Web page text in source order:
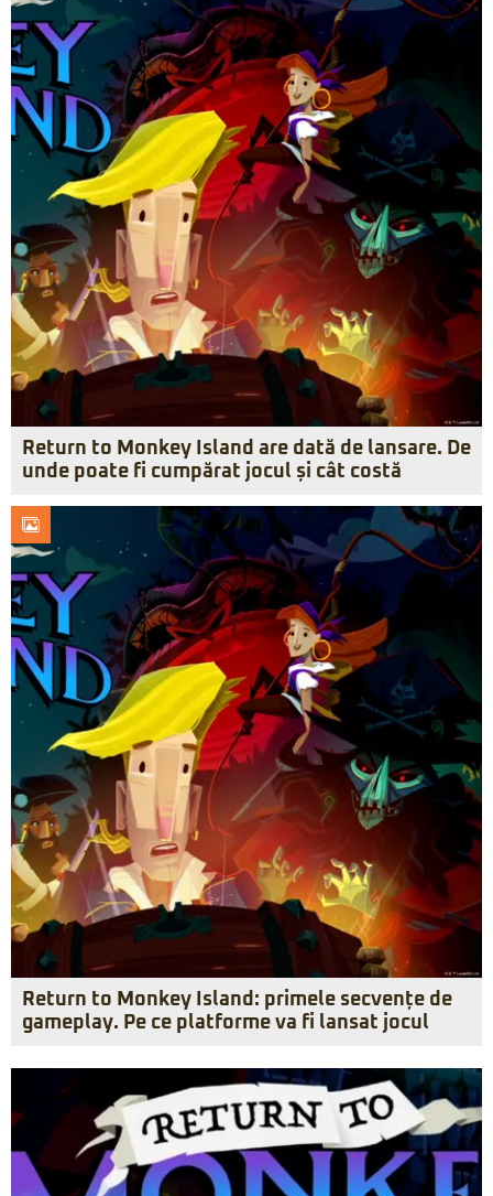
Return to Monkey Island are dată de lansare. De
unde poate fi cumpărat jocul și cât costă
Return to Monkey Island: primele secvențe de
gameplay. Pe ce platforme va fi lansat jocul